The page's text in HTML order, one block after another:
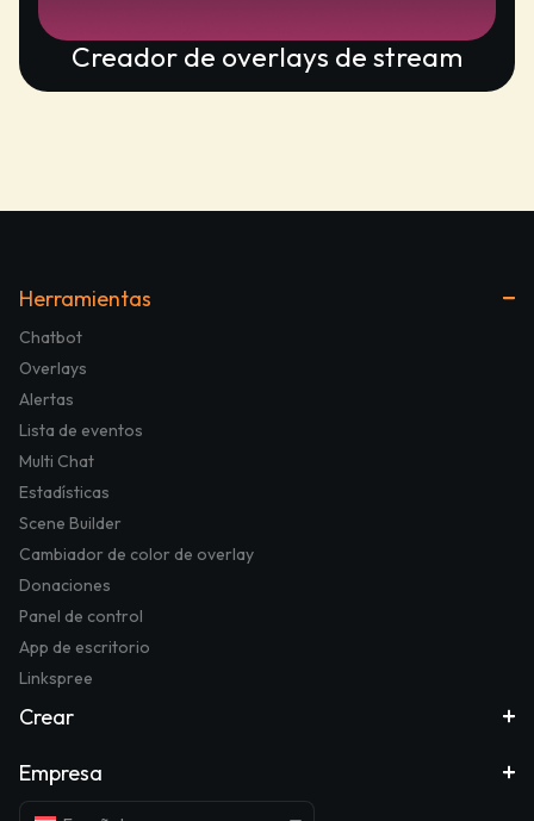
Creador de overlays de stream
Herramientas
Chatbot
Overlays
Alertas
Lista de eventos
Multi Chat
Estadísticas
Scene Builder
Cambiador de color de overlay
Donaciones
Panel de control
App de escritorio
Linkspree
Crear
Empresa